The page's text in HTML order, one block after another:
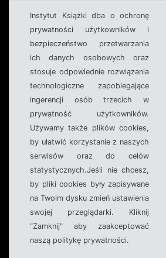
Instytut Książki dba o ochronę
prywatności użytkowników i
bezpieczeństwo przetwarzania
ich danych osobowych oraz
stosuje odpowiednie rozwiązania
technologiczne zapobiegające
ingerencji osób trzecich w
prywatność użytkowników.
Używamy także plików cookies,
by ułatwić korzystanie z naszych
serwisów oraz do celów
statystycznych.Jeśli nie chcesz,
by pliki cookies były zapisywane
na Twoim dysku zmień ustawienia
swojej przeglądarki. Kliknij
"Zamknij" aby zaakceptować
naszą politykę prywatności.